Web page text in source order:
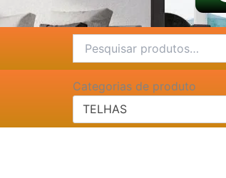
por:
Categorias de produto
TELHAS